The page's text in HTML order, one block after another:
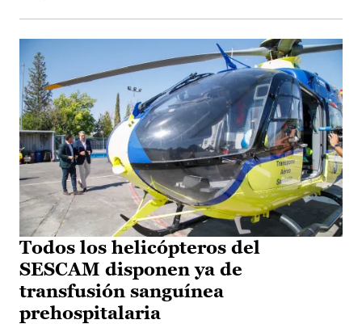
Todos los helicópteros del
SESCAM disponen ya de
transfusión sanguínea
prehospitalaria